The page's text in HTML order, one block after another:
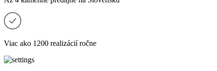
Viac ako 1200 realizácií ročne